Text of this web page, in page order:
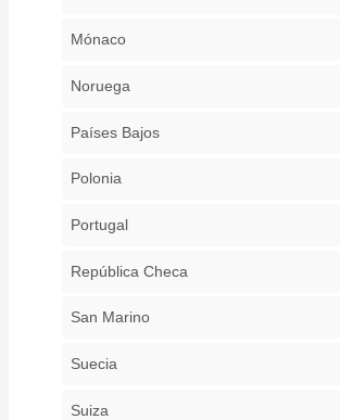
Mónaco
Noruega
Países Bajos
Polonia
Portugal
República Checa
San Marino
Suecia
Suiza